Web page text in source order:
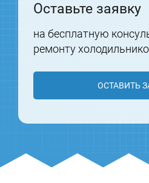
Оставьте заявку
на бесплатную
ремонту
ОСТАВИТЬ